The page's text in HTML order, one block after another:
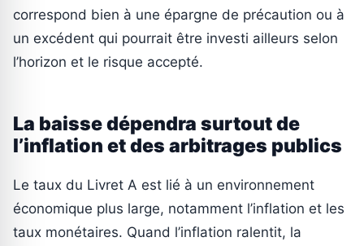
correspond bien à une épargne de précaution ou à
un excédent qui pourrait être investi ailleurs selon
l’horizon et le risque accepté.
La baisse dépendra surtout de
l’inflation et des arbitrages publics
Le taux du Livret A est lié à un environnement
économique plus large, notamment l’inflation et les
taux monétaires. Quand l’inflation ralentit, la